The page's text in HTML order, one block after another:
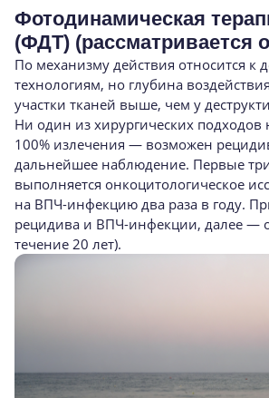
Фотодинамическая
(ФДТ) (рассматривается
По механизму действия относится к
технологиям, но глубина
участки тканей выше, чем у
Ни один из хирургических подходов
100% излечения — возможен
дальнейшее наблюдение. Первые
выполняется онкоцитологическое
на ВПЧ-инфекцию два раза в году.
рецидива и ВПЧ-инфекции, далее —
течение 20 лет).